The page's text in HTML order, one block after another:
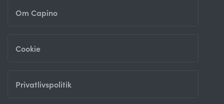
Om Capino
Cookie
Privatlivspolitik